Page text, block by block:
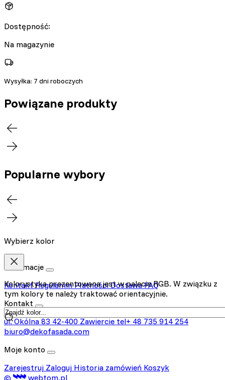
Dostępność:
Na magazynie
Wysyłka: 7 dni roboczych
Powiązane produkty
Popularne wybory
Wybierz kolor
Kolorystyka prezentowana jest w palecie RGB. W związku z
tym kolory te należy traktować orientacyjnie.
Informacje
KontaktRegulaminPłatnościDostawaFAQ
Kontakt
ul. Okólna 83 42-400 Zawiercie tel+ 48 735 914 254
biuro@dekofasada.com
Moje konto
Zarejestruj Zaloguj Historia zamówień Koszyk
©
webtom.pl